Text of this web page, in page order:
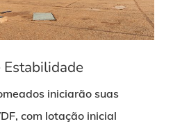
Estabilidade
iniciarão suas
com lotação inicial